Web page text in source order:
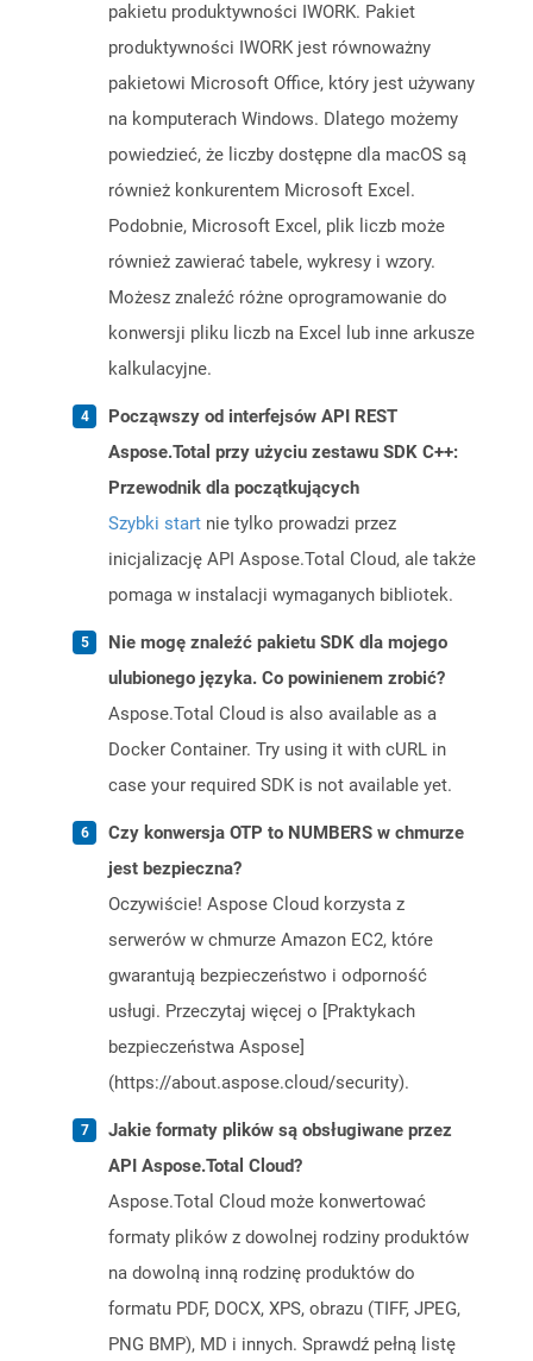
pakietu produktywności IWORK. Pakiet
produktywności IWORK jest równoważny
pakietowi Microsoft Office, który jest używany
na komputerach Windows. Dlatego możemy
powiedzieć, że liczby dostępne dla macOS są
również konkurentem Microsoft Excel.
Podobnie, Microsoft Excel, plik liczb może
również zawierać tabele, wykresy i wzory.
Możesz znaleźć różne oprogramowanie do
konwersji pliku liczb na Excel lub inne arkusze
kalkulacyjne.
Począwszy od interfejsów API REST
Aspose.Total przy użyciu zestawu SDK C++:
Przewodnik dla początkujących
Szybki start nie tylko prowadzi przez
inicjalizację API Aspose.Total Cloud, ale także
pomaga w instalacji wymaganych bibliotek.
Nie mogę znaleźć pakietu SDK dla mojego
ulubionego języka. Co powinienem zrobić?
Aspose.Total Cloud is also available as a
Docker Container. Try using it with cURL in
case your required SDK is not available yet.
Czy konwersja OTP to NUMBERS w chmurze
jest bezpieczna?
Oczywiście! Aspose Cloud korzysta z
serwerów w chmurze Amazon EC2, które
gwarantują bezpieczeństwo i odporność
usługi. Przeczytaj więcej o [Praktykach
bezpieczeństwa Aspose]
(https://about.aspose.cloud/security).
Jakie formaty plików są obsługiwane przez
API Aspose.Total Cloud?
Aspose.Total Cloud może konwertować
formaty plików z dowolnej rodziny produktów
na dowolną inną rodzinę produktów do
formatu PDF, DOCX, XPS, obrazu (TIFF, JPEG,
PNG BMP), MD i innych. Sprawdź pełną listę